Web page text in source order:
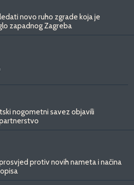
novo ruho zgrade koja je
zapadnog Zagreba
nogometni savez objavili
protiv novih nameta i načina